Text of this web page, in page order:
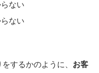
ない
ない
するかのように、 お客